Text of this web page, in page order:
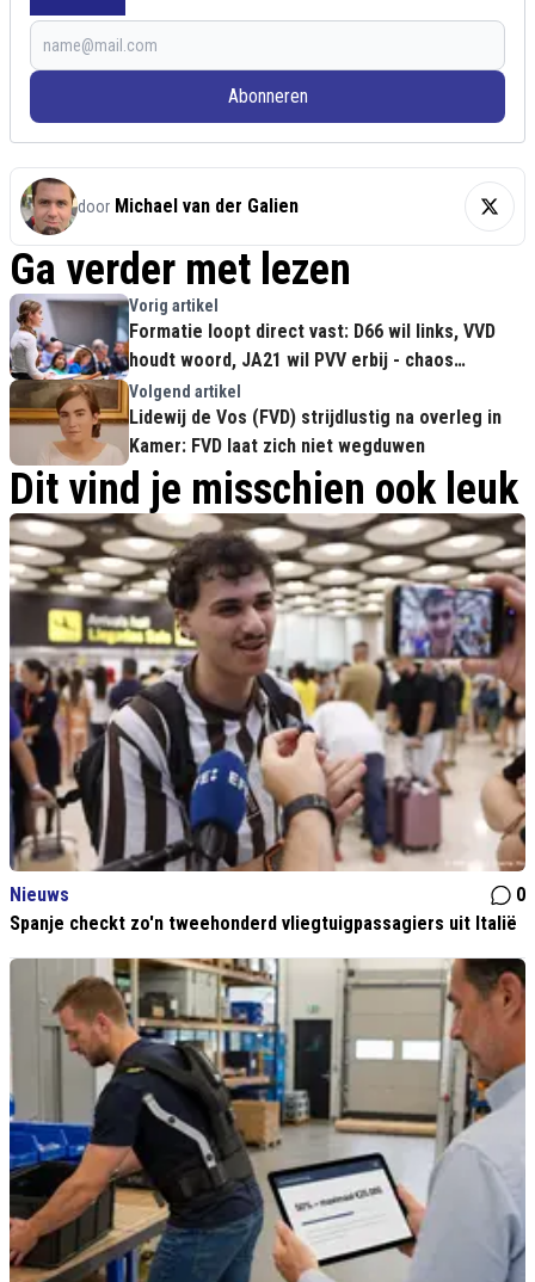
Abonneren
door Michael van der Galien
Ga verder met lezen
Vorig artikel
Formatie loopt direct vast: D66 wil links, VVD
houdt woord, JA21 wil PVV erbij - chaos
compleet
Volgend artikel
Lidewij de Vos (FVD) strijdlustig na overleg in
Kamer: FVD laat zich niet wegduwen
Dit vind je misschien ook leuk
Nieuws
0
Spanje checkt zo'n tweehonderd vliegtuigpassagiers uit Italië